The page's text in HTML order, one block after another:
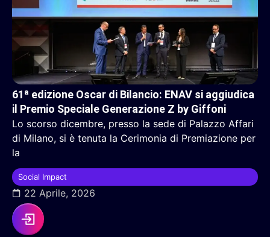
61ª edizione Oscar di Bilancio: ENAV si aggiudica
il Premio Speciale Generazione Z by Giffoni
Lo scorso dicembre, presso la sede di Palazzo Affari
di Milano, si è tenuta la Cerimonia di Premiazione per
la
Social Impact
22 Aprile, 2026